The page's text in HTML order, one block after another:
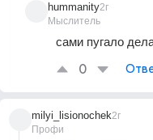
hummanity
Мыслитель
2г
сами пугало
0
milyi_lisionochek
Профи
2г